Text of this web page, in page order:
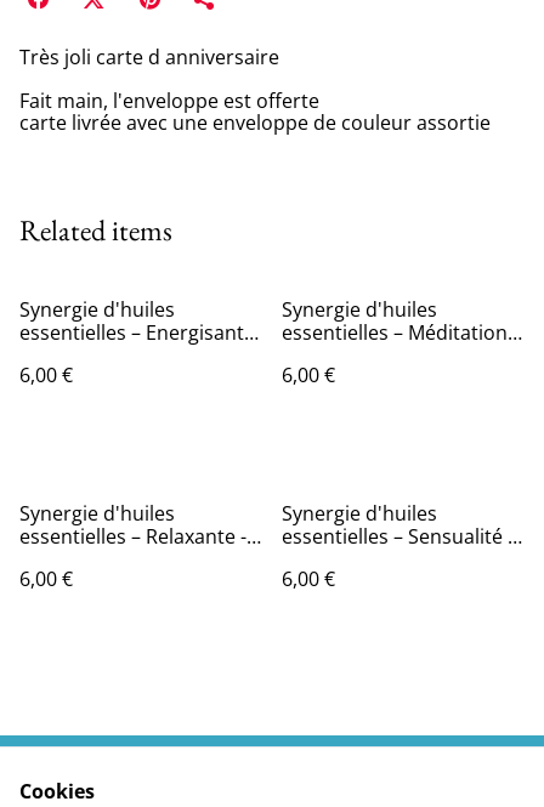
Très joli carte d anniversaire
Fait main, l'enveloppe est offerte
carte livrée avec une enveloppe de couleur assortie
Related items
Synergie d'huiles
essentielles – Energisante
Diffusion -
6,00 €
Synergie d'huiles
essentielles – Méditation -
Diffusion
6,00 €
Synergie d'huiles
essentielles – Relaxante -
Diffusion -
6,00 €
Synergie d'huiles
essentielles – Sensualité -
Diffusion
6,00 €
Cookies